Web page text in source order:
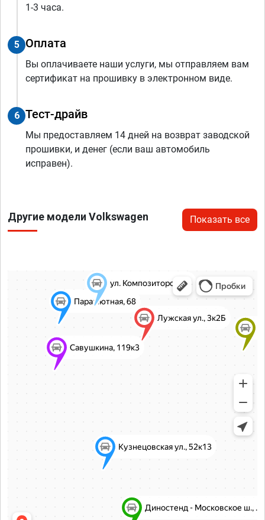
1-3 часа.
5 Оплата
Вы оплачиваете наши услуги, мы отправляем вам
сертификат на прошивку в электронном виде.
6 Тест-драйв
Мы предоставляем 14 дней на возврат заводской
прошивки, и денег (если ваш автомобиль
исправен).
Другие модели Volkswagen Показать все